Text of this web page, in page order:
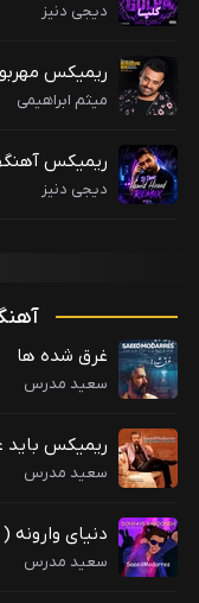
دیجی دنیز
ریمیکس
میثم ابراهیمی
ریمیکس
دیجی دنیز
غرق شده ها
سعید مدرس
ریمیکس باید
سعید مدرس
دنیای وارونه (
سعید مدرس